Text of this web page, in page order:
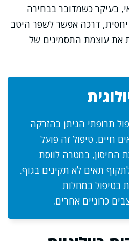
בעיקר כשמדובר בבחירה
דרכה אפשר לשפר היטב
את עוצמת התסמינים של
תרופתי הניתן בהזרקה
חיים. טיפול זה פועל
החיסון, במטרה לווסת
תאים לא תקינים בגוף.
בטיפול במחלות
כרוניים אחרים.